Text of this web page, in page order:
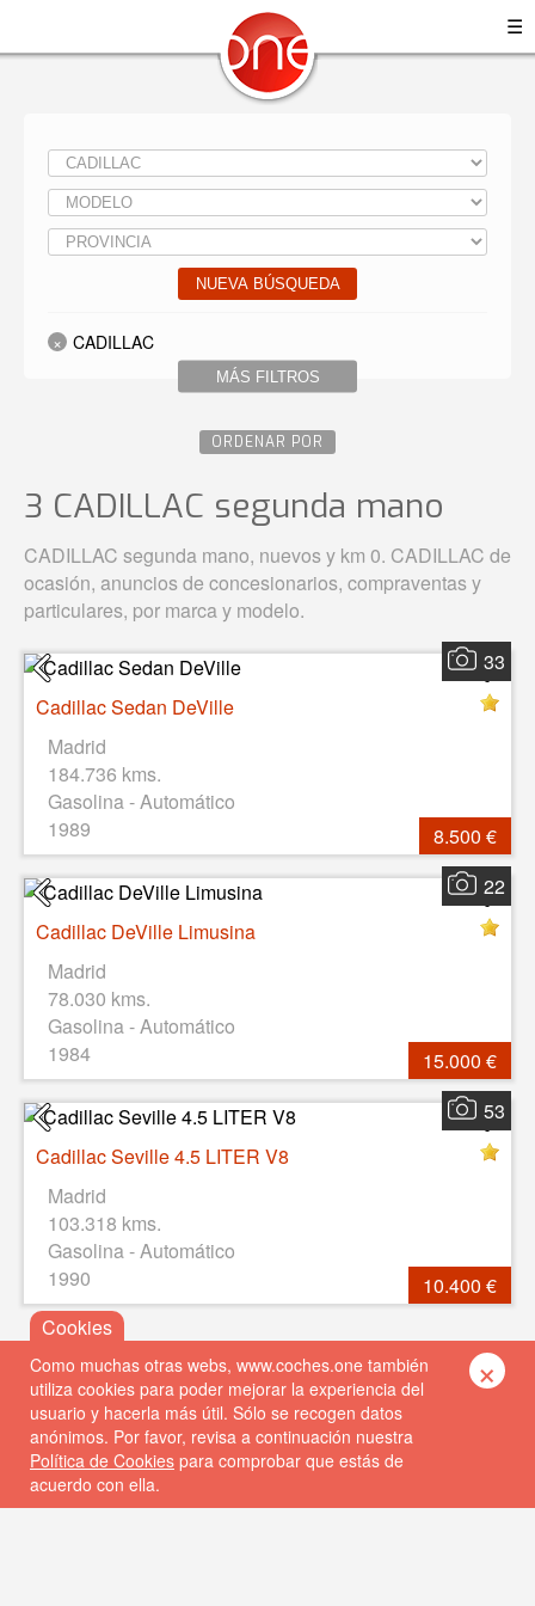
☰
NUEVA BÚSQUEDA
MÁS FILTROS
CADILLAC
ORDENAR POR
3 CADILLAC segunda mano
CADILLAC segunda mano, nuevos y km 0. CADILLAC de
ocasión, anuncios de concesionarios, compraventas y
particulares, por marca y modelo.
33
Cadillac Sedan DeVille
Madrid
184.736 kms.
Gasolina - Automático
1989
8.500 €
22
Cadillac DeVille Limusina
Madrid
78.030 kms.
Gasolina - Automático
1984
15.000 €
53
Cadillac Seville 4.5 LITER V8
Madrid
103.318 kms.
Gasolina - Automático
1990
10.400 €
Como muchas otras webs, www.coches.one también
utiliza cookies para poder mejorar la experiencia del
usuario y hacerla más útil. Sólo se recogen datos
anónimos. Por favor, revisa a continuación nuestra
Política de Cookies para comprobar que estás de
acuerdo con ella.
×